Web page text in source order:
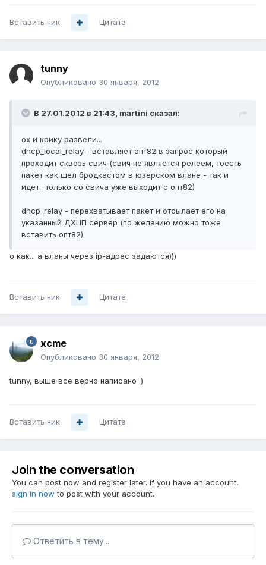
Вставить ник Цитата
tunny
Опубликовано 30 января, 2012
В 27.01.2012 в 21:43, martini сказал:
ох и крику развели...
dhcp_local_relay - вставляет опт82 в запрос который
проходит сквозь свич (свич не является релеем, тоесть
пакет как шел бродкастом в юзерском влане - так и
идет.. только со свича уже выходит с опт82)
dhcp_relay - перехватывает пакет и отсылает его на
указанный ДХЦП сервер (по желанию можно тоже
вставить опт82)
о как... а вланы через ip-адрес задаются)))
Вставить ник Цитата
xcme
Опубликовано 30 января, 2012
tunny, выше все верно написано :)
Вставить ник Цитата
Join the conversation
You can post now and register later. If you have an account,
sign in now to post with your account.
Ответить в тему...